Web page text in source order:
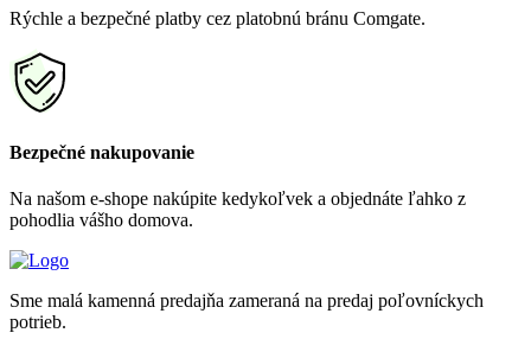
Rýchle a bezpečné platby cez platobnú bránu Comgate.
Bezpečné nakupovanie
Na našom e-shope nakúpite kedykoľvek a objednáte ľahko z
pohodlia vášho domova.
Sme malá kamenná predajňa zameraná na predaj poľovníckych
potrieb.